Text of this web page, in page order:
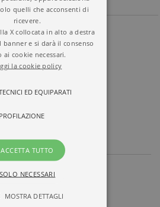
MISURARE LA FAMIGLIA
9788833909868
SAGGI
quelli che acconsenti di
ricevere.
X collocata in alto a destra
banner e si darà il consenso
ai cookie necessari.
la cookie policy
ED EQUIPARATI
PROFILAZIONE
ACCETTA TUTTO
SOLO NECESSARI
MOSTRA DETTAGLI